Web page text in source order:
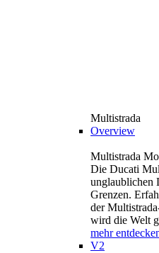
Multistrada
Overview
Multistrada
Die Ducati
unglaublichen
Grenzen.
der
wird die Welt
mehr
V2